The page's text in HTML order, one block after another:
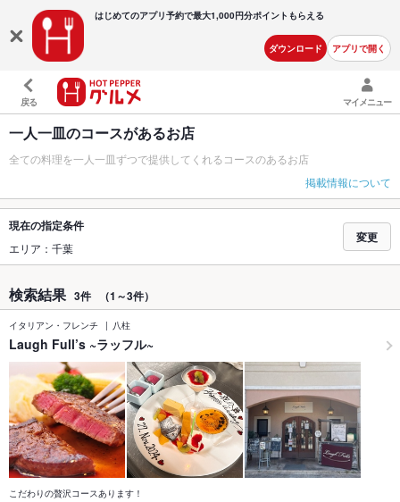
はじめてのアプリ予約で最大1,000円分ポイントもらえる
ダウンロード アプリで開く
戻る マイメニュー
一人一皿のコースがあるお店
全ての料理を一人一皿ずつで提供してくれるコースのあるお店
掲載情報について
現在の指定条件
エリア：千葉
変更
検索結果 3件 （1～3件）
イタリアン・フレンチ 八柱
Laugh Full’s ~ラッフル~
こだわりの贅沢コースあります！